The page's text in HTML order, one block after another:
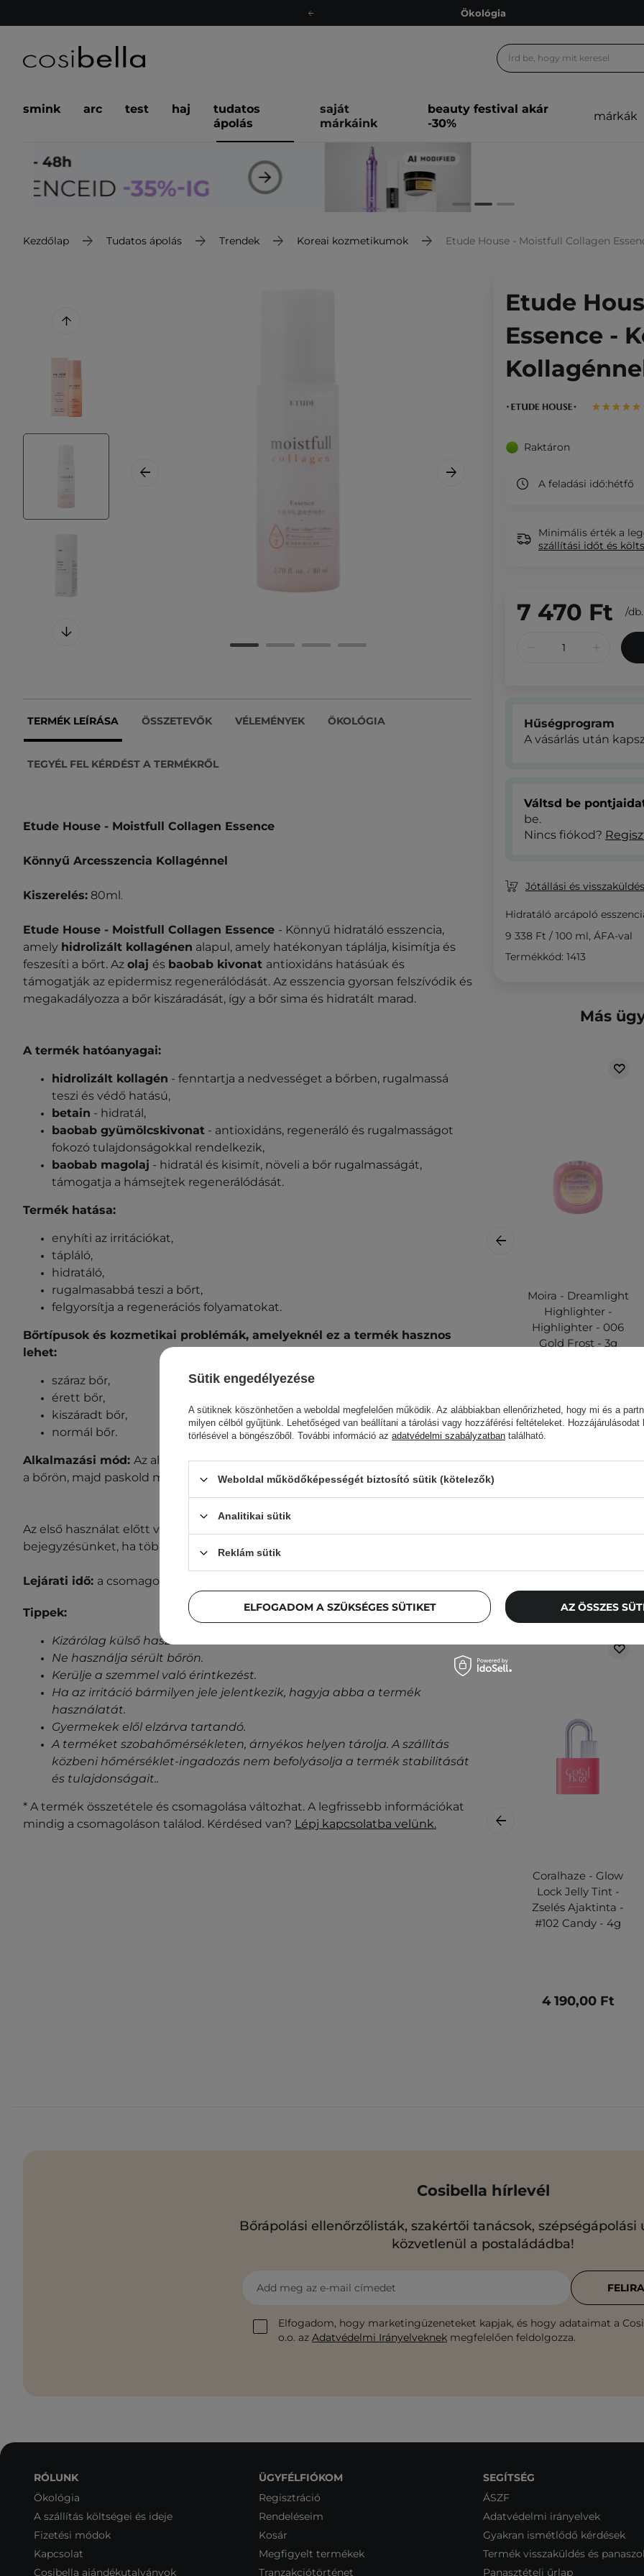
Ökológia
Ingyenes szállítás 15 000 Ft-tól
Ökológia
Ajándékkártya
smink arc test haj
tudatos
ápolás
saját
márkáink
beauty festival akár
-30%
márkák
Kezdőlap Tudatos ápolás Trendek Koreai kozmetikumok Etude House - Moistfull Collagen
TERMÉK LEÍRÁSA ÖSSZETEVŐK VÉLEMÉNYEK ÖKOLÓGIA
TEGYÉL FEL KÉRDÉST A TERMÉKRŐL
Etude House - Moistfull Collagen Essence
Könnyű Arcesszencia Kollagénnel
Kiszerelés: 80ml.
Etude House - Moistfull Collagen Essence - Könnyű hidratáló esszencia,
amely hidrolizált kollagénen alapul, amely hatékonyan táplálja, kisimítja és
feszesíti a bőrt. Az olaj és baobab kivonat antioxidáns hatásúak és
támogatják az epidermisz regenerálódását. Az esszencia gyorsan felszívódik és
megakadályozza a bőr kiszáradását, így a bőr sima és hidratált marad.
A termék hatóanyagai:
hidrolizált kollagén - fenntartja a nedvességet a bőrben, rugalmassá
teszi és védő hatású,
betain - hidratál,
baobab gyümölcskivonat - antioxidáns, regeneráló és rugalmasságot
fokozó tulajdonságokkal rendelkezik,
baobab magolaj - hidratál és kisimít, növeli a bőr rugalmasságát,
támogatja a hámsejtek regenerálódását.
Termék hatása:
enyhíti az irritációkat,
tápláló,
hidratáló,
rugalmasabbá teszi a bőrt,
felgyorsítja a regenerációs folyamatokat.
Bőrtípusok és kozmetikai problémák, amelyeknél ez a termék hasznos
lehet:
száraz bőr,
érett bőr,
kiszáradt bőr,
normál bőr.
Alkalmazási mód: Az alapos tisztítás és tonizálás után oszlasd el az esszenciát
a bőrön, majd paskold meg, amíg teljesen felszívódik.
Az első használat előtt végezz allergiatesztet. Nézd meg az
bejegyzésünket, ha többet szeretnél megtudni róla.
Lejárati idő: a csomagoláson.
Tippek:
Kizárólag külső használatra szánt termék.
Ne használja sérült bőrön.
Kerülje a szemmel való érintkezést.
Ha az irritáció bármilyen jele jelentkezik, hagyja abba a termék
használatát.
Gyermekek elől elzárva tartandó.
A terméket szobahőmérsékleten, árnyékos helyen tárolja. A szállítás
közbeni hőmérséklet-ingadozás nem befolyásolja a termék stabilitását
és tulajdonságait..
* A termék összetétele és csomagolása változhat. A legfrissebb információkat
mindig a csomagoláson találod. Kérdésed van? Lépj kapcsolatba velünk.
Etude
Essence -
Raktáron
A feladási idő:hétfő
Minimális érték a
szállítási időt és
7 470 Ft /db.
Hűségprogram
A vásárlás után
Váltsd be
be.
Nincs fiókod?
Jótállási és
Hidratáló arcápoló
9 338 Ft / 100 ml, ÁFA-val
Termékkód: 1413
Más
Moira - Dreamlight
Highlighter -
Highlighter - 006
Gold Frost - 3g
5 000,00 Ft
Az ügyfelek,
Coralhaze - Glow
Lock Jelly Tint -
Zselés Ajaktinta -
#102 Candy - 4g
4 190,00 Ft
Cosibella hírlevél
Bőrápolási ellenőrzőlisták, szakértői tanácsok, szépségápolási
közvetlenül a postaládádba!
Add meg az e-mail címedet
Elfogadom, hogy marketingüzeneteket kapjak, és hogy adataimat a
o.o. az Adatvédelmi Irányelveknek megfelelően feldolgozza.
RÓLUNK
Ökológia
A szállítás költségei és ideje
Fizetési módok
Kapcsolat
Cosibella ajándékutalványok
ÜGYFÉLFIÓKOM
Regisztráció
Rendeléseim
Kosár
Megfigyelt termékek
Tranzakciótörténet
SEGÍTSÉG
ÁSZF
Adatvédelmi irányelvek
Gyakran ismétlődő kérdések
Termék visszaküldés és
Panasztételi űrlap
Sütik engedélyezése
A sütiknek köszönhetően a weboldal megfelelően működik. Az alábbiakban ellenőrizheted, hogy mi és a
milyen célból gyűjtünk. Lehetőséged van beállítani a tárolási vagy hozzáférési feltételeket.
törlésével a böngészőből. További információ az adatvédelmi szabályzatban található.
Weboldal működőképességét biztosító sütik (kötelezők)
Analitikai sütik
Reklám sütik
ELFOGADOM A SZÜKSÉGES SÜTIKET AZ ÖSSZES